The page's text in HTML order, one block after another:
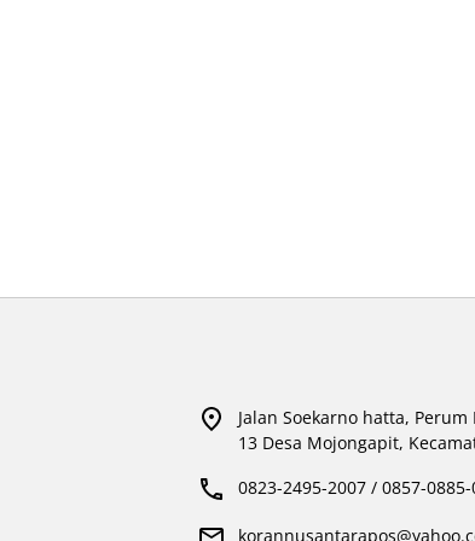
Jalan Soekarno hatta,
13 Desa Mojongapit,
0823-2495-2007 / 0857-